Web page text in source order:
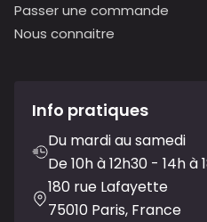
Passer une commande
Nous connaitre
Info pratiques
Du mardi au samedi
De 10h à 12h30 - 14h à
180 rue Lafayette
75010 Paris, France